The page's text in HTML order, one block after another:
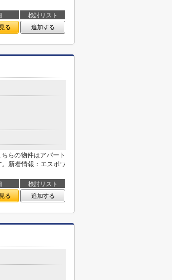
検討リスト
る 追加する
らの物件はアパート
新着情報：エスポワ
検討リスト
る 追加する